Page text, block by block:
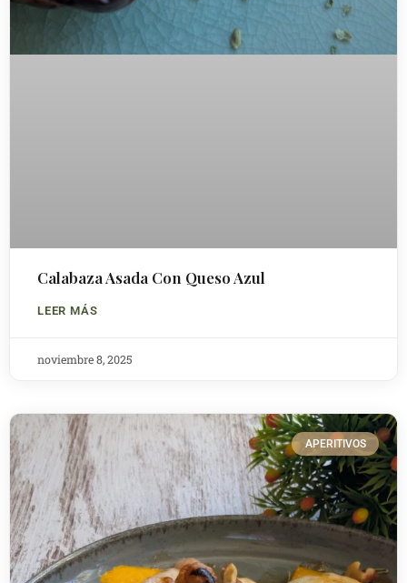
Calabaza Asada Con Queso Azul
LEER MÁS
noviembre 8, 2025
APERITIVOS